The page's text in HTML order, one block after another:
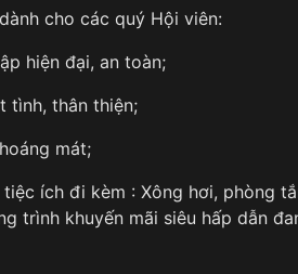
cho các quý Hội viên:
hiện đại, an toàn;
tình, thân thiện;
mát;
ích đi kèm : Xông hơi, phòng
trình khuyến mãi siêu hấp dẫn